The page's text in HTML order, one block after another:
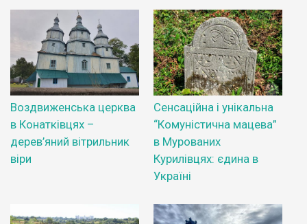
Воздвиженська церква
в Конатківцях –
дерев’яний вітрильник
віри
Сенсаційна і унікальна
“Комуністична мацева”
в Мурованих
Курилівцях: єдина в
Україні